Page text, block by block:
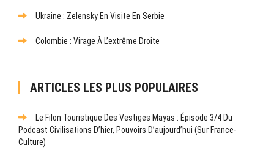
Ukraine : Zelensky En Visite En Serbie
Colombie : Virage À L’extrême Droite
ARTICLES LES PLUS POPULAIRES
Le Filon Touristique Des Vestiges Mayas : Épisode 3/4 Du
Podcast Civilisations D’hier, Pouvoirs D’aujourd’hui (sur France-
Culture)